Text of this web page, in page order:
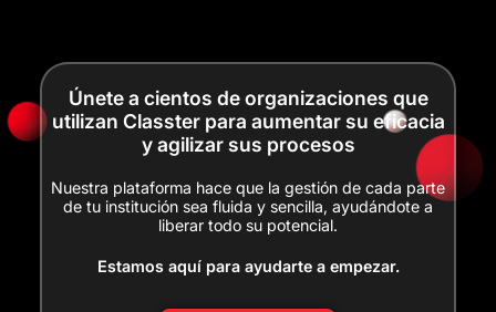
Únete a cientos de organizaciones que
utilizan Classter para aumentar su eficacia
y agilizar sus procesos
Nuestra plataforma hace que la gestión de cada parte
de tu institución sea fluida y sencilla, ayudándote a
liberar todo su potencial.
Estamos aquí para ayudarte a empezar.